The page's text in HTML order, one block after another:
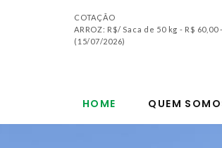
COTAÇÃO
ARROZ: R$/ Saca de 50 kg - R$ 60,00
(15/07/2026)
HOME QUEM